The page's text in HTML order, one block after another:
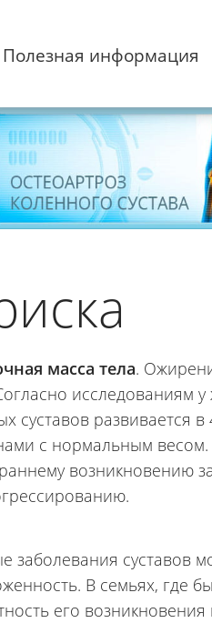
Полезная информация
масса тела.
исследованиям
суставов развивается
с нормальным весом.
возникновению
заболевания суставов
В семьях, где
его